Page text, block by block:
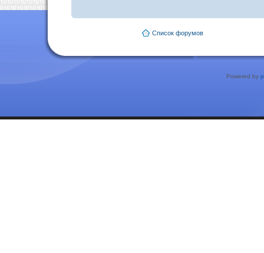
Список форумов
Powered by